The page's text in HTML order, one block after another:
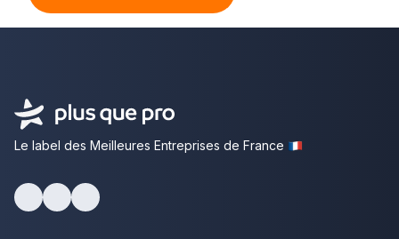
Le label des Meilleures Entreprises de France